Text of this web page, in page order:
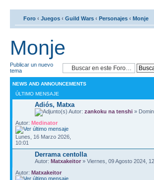
Foro ‹ Juegos ‹ Guild Wars ‹ Personajes ‹ Monje
Monje
Publicar un nuevo
tema
NEWS AND ANNOUNCEMENTS
ÚLTIMO MENSAJE
Adiós, Matxa
Autor: zankoku na tenshi »
Autor: Medinator
Lunes, 16 Marzo 2026,
10:01
Derrama centolla
Autor: Matxakeitor » Viernes, 09 Agosto 2024,
Autor: Matxakeitor